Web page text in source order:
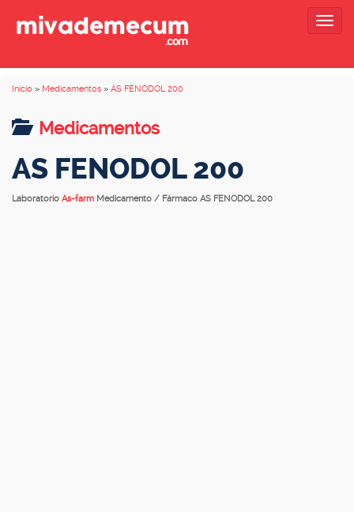
Inicio » Medicamentos » AS FENODOL 200
Medicamentos
AS FENODOL 200
Laboratorio As-farm Medicamento / Fármaco AS FENODOL 200